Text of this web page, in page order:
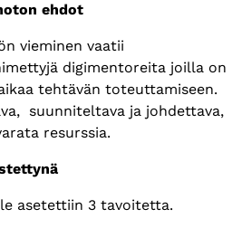
ehdot
vieminen vaatii
digimentoreita joilla on
tehtävän toteuttamiseen.
suunniteltava ja johdettava,
resurssia.
asetettiin 3 tavoitetta.